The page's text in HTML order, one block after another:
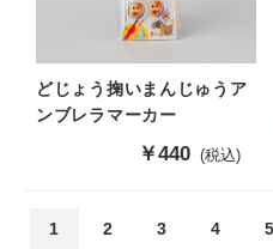
どじょう掬いまんじゅうア
ンブレラマーカー
販
￥440 (税込)
1 2 3 4 5